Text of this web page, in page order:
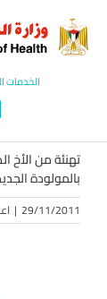
content
الخدمات
تهنئة من الأخ
بالمولودة
29/11/2011
|